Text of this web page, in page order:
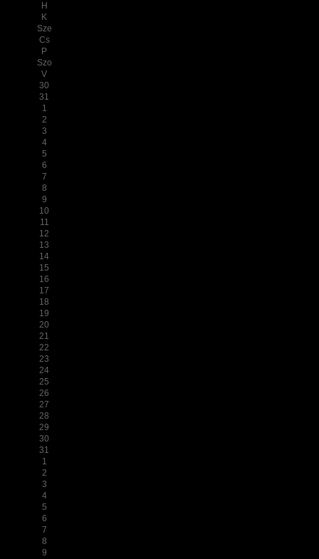
H
K
Sze
Cs
P
Szo
V
30
31
1
2
3
4
5
6
7
8
9
10
11
12
13
14
15
16
17
18
19
20
21
22
23
24
25
26
27
28
29
30
31
1
2
3
4
5
6
7
8
9